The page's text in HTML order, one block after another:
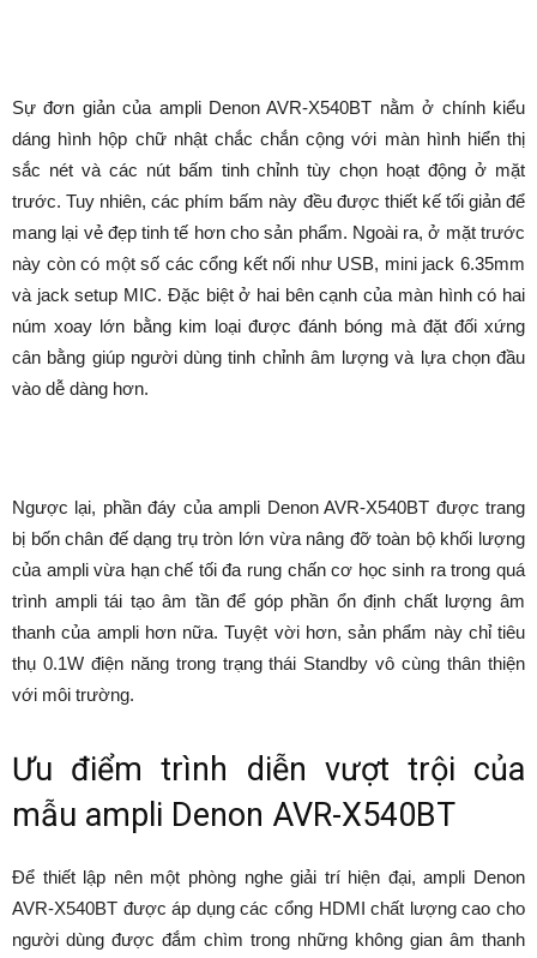
Sự đơn giản của ampli Denon AVR-X540BT nằm ở chính kiểu
dáng hình hộp chữ nhật chắc chắn cộng với màn hình hiển thị
sắc nét và các nút bấm tinh chỉnh tùy chọn hoạt động ở mặt
trước. Tuy nhiên, các phím bấm này đều được thiết kế tối giản để
mang lại vẻ đẹp tinh tế hơn cho sản phẩm. Ngoài ra, ở mặt trước
này còn có một số các cổng kết nối như USB, mini jack 6.35mm
và jack setup MIC. Đặc biệt ở hai bên cạnh của màn hình có hai
núm xoay lớn bằng kim loại được đánh bóng mà đặt đối xứng
cân bằng giúp người dùng tinh chỉnh âm lượng và lựa chọn đầu
vào dễ dàng hơn.
Ngược lại, phần đáy của ampli Denon AVR-X540BT được trang
bị bốn chân đế dạng trụ tròn lớn vừa nâng đỡ toàn bộ khối lượng
của ampli vừa hạn chế tối đa rung chấn cơ học sinh ra trong quá
trình ampli tái tạo âm tần để góp phần ổn định chất lượng âm
thanh của ampli hơn nữa. Tuyệt vời hơn, sản phẩm này chỉ tiêu
thụ 0.1W điện năng trong trạng thái Standby vô cùng thân thiện
với môi trường.
Ưu điểm trình diễn vượt trội của
mẫu ampli Denon AVR-X540BT
Để thiết lập nên một phòng nghe giải trí hiện đại, ampli Denon
AVR-X540BT được áp dụng các cổng HDMI chất lượng cao cho
người dùng được đắm chìm trong những không gian âm thanh